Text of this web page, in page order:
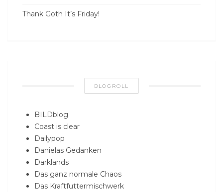
Thank Goth It’s Friday!
BLOGROLL
BILDblog
Coast is clear
Dailypop
Danielas Gedanken
Darklands
Das ganz normale Chaos
Das Kraftfuttermischwerk